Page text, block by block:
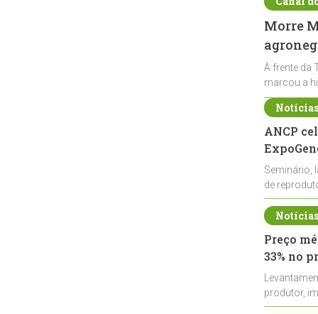
Morre
À frente da
marcou a
ANCP
Seminário,
de
durante a
Preço
33% no
produtor,
de leite cru